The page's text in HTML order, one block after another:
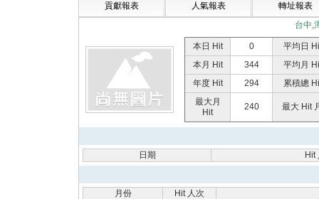
貢獻報表 人氣報表
轉址報表
台中,
本日 Hit 0
平均日
本月 Hit
344
平均月
年度 Hit
294
累積總
最大月
Hit
240 最大 Hit
日期 Hit
月份
Hit 人次